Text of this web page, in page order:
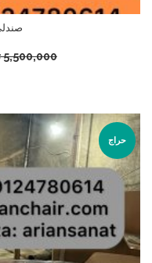
5,500,000
حراج